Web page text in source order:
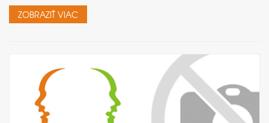
ZOBRAZIŤ VIAC